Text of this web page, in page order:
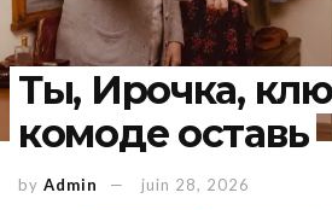
Ты, Ирочка,
комоде оставь
by Admin juin 28, 2026